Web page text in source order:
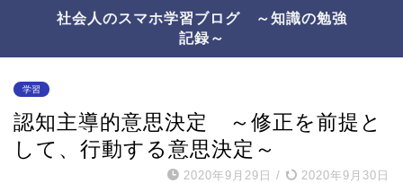
社会人のスマホ学習ブログ ～知識の勉強
記録～
学習
認知主導的意思決定 ～修正を前提と
して、行動する意思決定～
2020年9月29日 / 2020年9月30日